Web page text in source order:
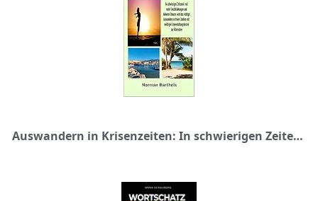
Auswandern in Krisenzeiten: In schwierigen Zeiten mit mehr Einschränkungen und höhere Steuern wird das richtige Auswandern in freien Ländern mehr niedrigen Lebenshaltungskosten zur Alternative